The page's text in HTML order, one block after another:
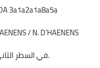
3a1a2a1a8a5a
/ N. D'HAENENS
في السطر الثاني ، تكتشف بقعة معقدة.